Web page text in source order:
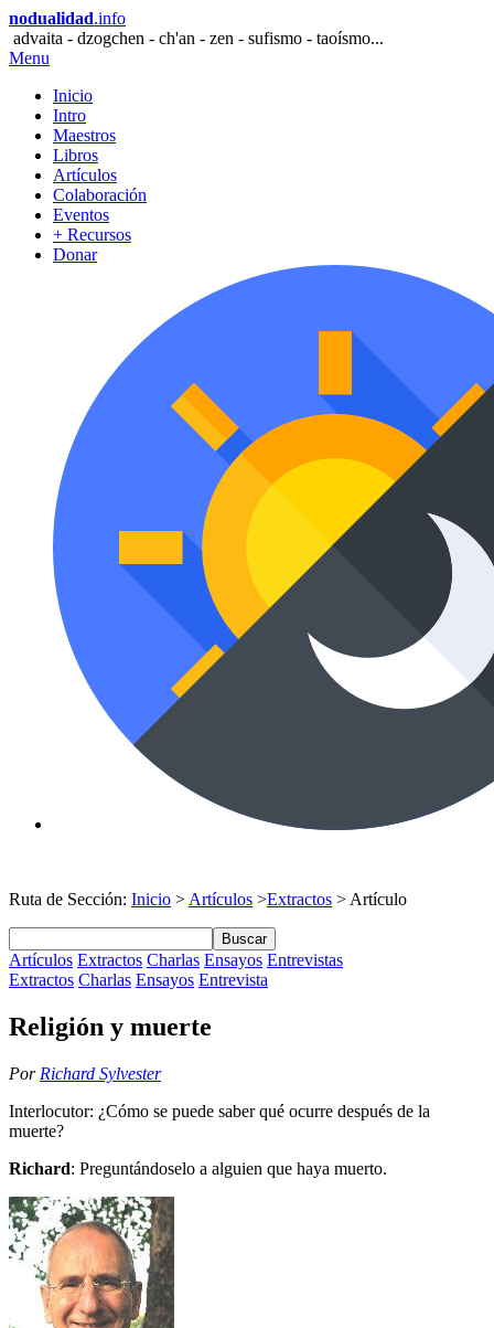
nodualidad.info
advaita - dzogchen - ch'an - zen - sufismo - taoísmo...
Menu
Inicio
Intro
Maestros
Libros
Artículos
Colaboración
Eventos
+ Recursos
Donar
Ruta de Sección: Inicio > Artículos >Extractos > Artículo
Buscar
Artículos Extractos Charlas Ensayos Entrevistas
Extractos Charlas Ensayos Entrevista
Religión y muerte
Por Richard Sylvester
Interlocutor: ¿Cómo se puede saber qué ocurre después de la
muerte?
Richard: Preguntándoselo a alguien que haya muerto.